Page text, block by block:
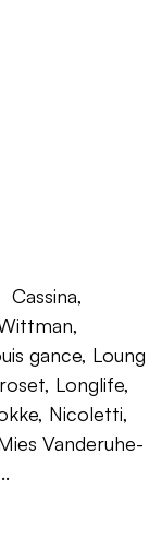
gance, Loung
Longlife,
Nicoletti,
Vanderuhe-